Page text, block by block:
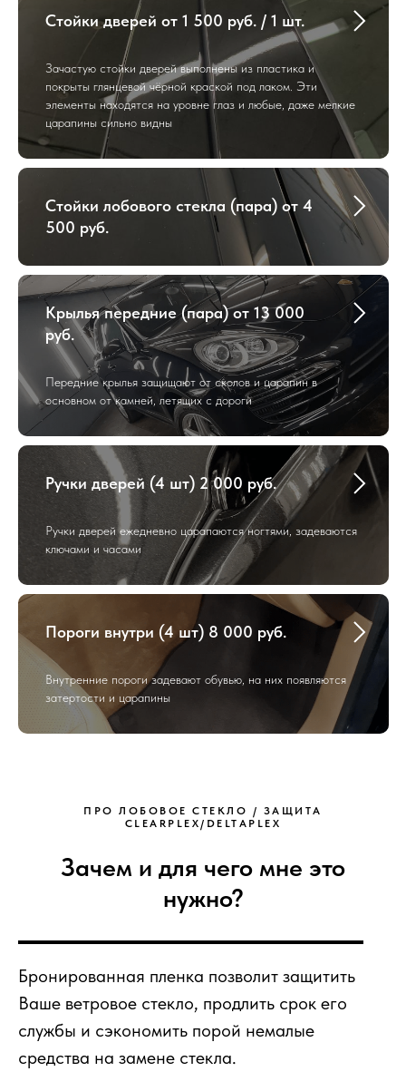
Стойки дверей от 1 500 руб. / 1 шт.
Зачастую стойки дверей выполнены из пластика и
покрыты глянцевой чёрной краской под лаком. Эти
элементы находятся на уровне глаз и любые, даже мелкие
царапины сильно видны
Стойки лобового стекла (пара) от 4
500 руб.
Крылья передние (пара) от 13 000
руб.
Передние крылья защищают от сколов и царапин в
основном от камней, летящих с дороги
Ручки дверей (4 шт) 2 000 руб.
Ручки дверей ежедневно царапаются ногтями, задеваются
ключами и часами
Пороги внутри (4 шт) 8 000 руб.
Внутренние пороги задевают обувью, на них появляются
затертости и царапины
ПРО ЛОБОВОЕ СТЕКЛО / ЗАЩИТА
CLEARPLEX/DELTAPLEX
Зачем и для чего мне это
нужно?
Бронированная пленка позволит защитить
Ваше ветровое стекло, продлить срок его
службы и сэкономить порой немалые
средства на замене стекла.